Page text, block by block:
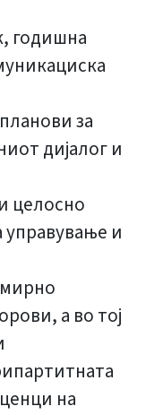
годишна
за
дијалог и
целосно
и
а во тој
на